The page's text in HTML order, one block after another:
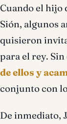
Cuando el hijo
Sión, algunos
quisieron
para el rey.
de ellos y
conjunto con
De inmediato,